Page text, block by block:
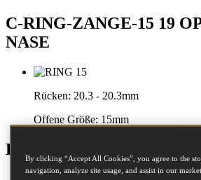
C-RING-ZANGE-15 19
NASE
Rücken: 20.3 - 20.3mm
Offene Größe: 15mm
Eigenschaften
By clicking “Accept All Cookies”, you agree to the
navigation, analyze site usage, and assist in our